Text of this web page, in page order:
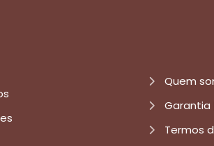
Quem
Garantia
Termos